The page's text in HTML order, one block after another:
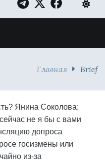
Главная Brief
Янина Соколова:
не я бы с вами
допроса
госизмены или
из-за